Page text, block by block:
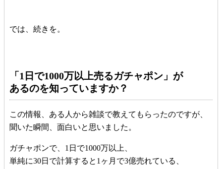
では、続きを。
「1日で1000万以上売るガチャポン」が
あるのを知っていますか？
この情報、ある人から雑談で教えてもらったのですが、
聞いた瞬間、面白いと思いました。
ガチャポンで、1日で1000万以上、
単純に30日で計算すると1ヶ月で3億売れている、